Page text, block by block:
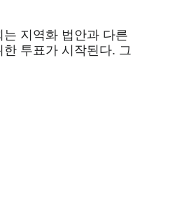
지역화 법안과 다른
투표가 시작된다. 그